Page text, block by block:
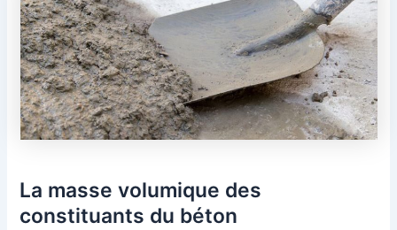
La masse volumique des
constituants du béton